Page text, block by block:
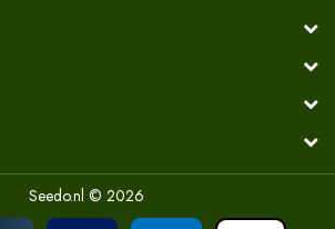
Seedo.nl © 2026